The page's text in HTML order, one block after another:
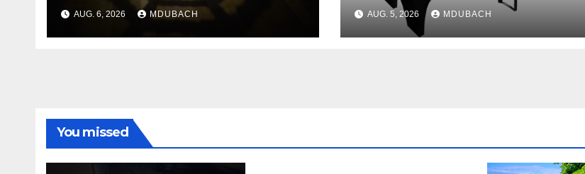
AUG. 6, 2026 MDUBACH AUG. 5, 2026 MDUBACH
You missed